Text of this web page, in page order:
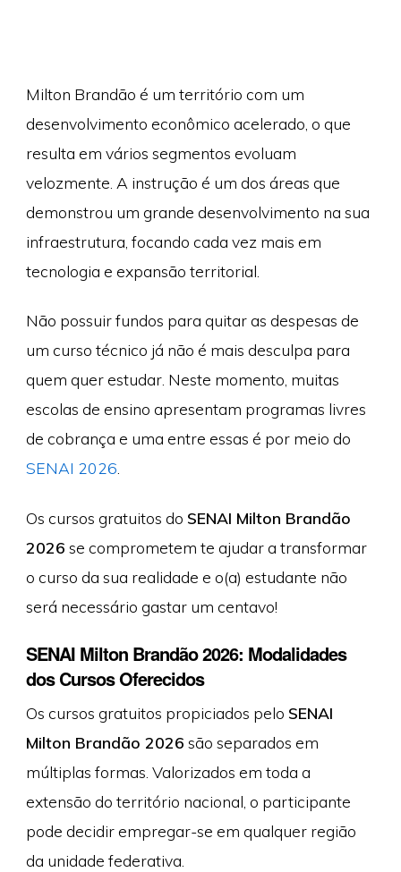
Milton Brandão é um território com um
desenvolvimento econômico acelerado, o que
resulta em vários segmentos evoluam
velozmente. A instrução é um dos áreas que
demonstrou um grande desenvolvimento na sua
infraestrutura, focando cada vez mais em
tecnologia e expansão territorial.
Não possuir fundos para quitar as despesas de
um curso técnico já não é mais desculpa para
quem quer estudar. Neste momento, muitas
escolas de ensino apresentam programas livres
de cobrança e uma entre essas é por meio do
SENAI 2026
Os cursos gratuitos do SENAI Milton Brandão
2026 se comprometem te ajudar a transformar
o curso da sua realidade e o(a) estudante não
será necessário gastar um centavo!
SENAI Milton Brandão 2026: Modalidades
dos Cursos Oferecidos
Os cursos gratuitos propiciados pelo SENAI
Milton Brandão 2026 são separados em
múltiplas formas. Valorizados em toda a
extensão do território nacional, o participante
pode decidir empregar-se em qualquer região
da unidade federativa.